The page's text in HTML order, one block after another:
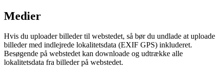
Medier
Hvis du uploader billeder til webstedet, så bør du undlade at uploade
billeder med indlejrede lokalitetsdata (EXIF GPS) inkluderet.
Besøgende på webstedet kan downloade og udtrække alle
lokalitetsdata fra billeder på webstedet.